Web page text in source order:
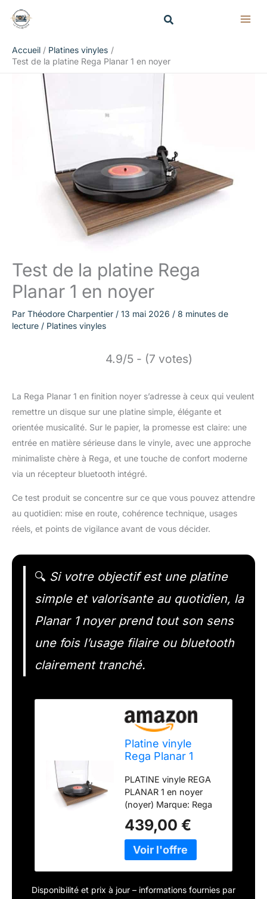
Accueil
Platines vinyles
Test de la platine Rega Planar 1 en noyer
Test de la platine Rega
Planar 1 en noyer
Par Théodore Charpentier / 13 mai 2026 / 8 minutes de
lecture / Platines vinyles
4.9/5 - (7 votes)
La Rega Planar 1 en finition noyer s’adresse à ceux qui veulent
remettre un disque sur une platine simple, élégante et
orientée musicalité. Sur le papier, la promesse est claire: une
entrée en matière sérieuse dans le vinyle, avec une approche
minimaliste chère à Rega, et une touche de confort moderne
via un récepteur bluetooth intégré.
Ce test produit se concentre sur ce que vous pouvez attendre
au quotidien: mise en route, cohérence technique, usages
réels, et points de vigilance avant de vous décider.
🔍 Si votre objectif est une platine
simple et valorisante au quotidien, la
Planar 1 noyer prend tout son sens
une fois l’usage filaire ou bluetooth
clairement tranché.
Platine vinyle
Rega Planar 1
PLATINE vinyle REGA
PLANAR 1 en noyer
(noyer) Marque: Rega
439,00 €
Disponibilité et prix à jour – informations fournies par
Rechercher